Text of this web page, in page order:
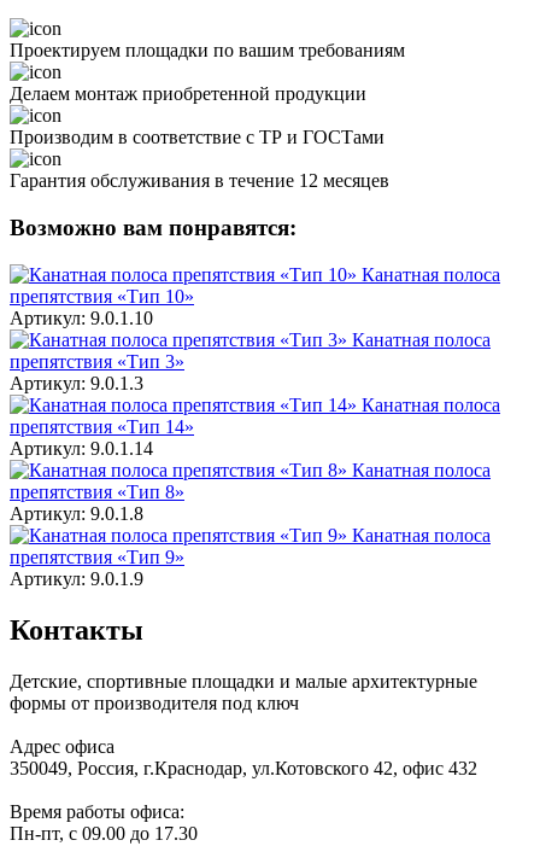
Проектируем площадки по вашим требованиям
Делаем монтаж приобретенной продукции
Производим в соответствие с ТР и ГОСТами
Гарантия обслуживания в течение 12 месяцев
Возможно вам понравятся:
Канатная полоса
препятствия «Тип 10»
Артикул: 9.0.1.10
Канатная полоса
препятствия «Тип 3»
Артикул: 9.0.1.3
Канатная полоса
препятствия «Тип 14»
Артикул: 9.0.1.14
Канатная полоса
препятствия «Тип 8»
Артикул: 9.0.1.8
Канатная полоса
препятствия «Тип 9»
Артикул: 9.0.1.9
Контакты
Детские, спортивные площадки и малые архитектурные
формы от производителя под ключ
Адрес офиса
350049, Россия, г.Краснодар, ул.Котовского 42, офис 432
Время работы офиса:
Пн-пт, с 09.00 до 17.30